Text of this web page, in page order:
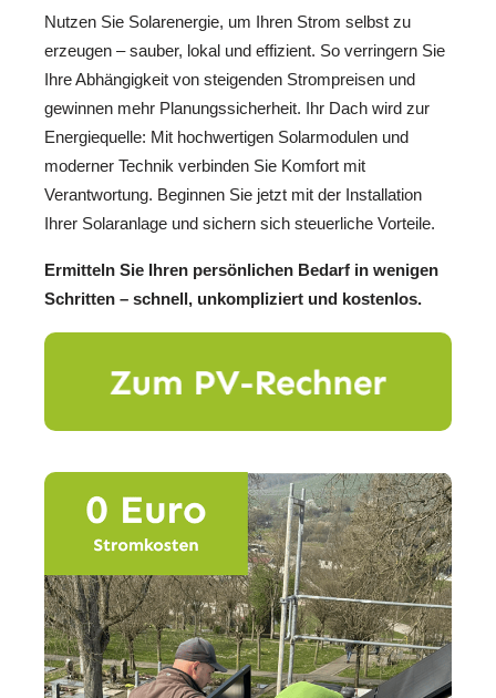
Nutzen Sie Solarenergie, um Ihren Strom selbst zu
erzeugen – sauber, lokal und effizient. So verringern Sie
Ihre Abhängigkeit von steigenden Strompreisen und
gewinnen mehr Planungssicherheit. Ihr Dach wird zur
Energiequelle: Mit hochwertigen Solarmodulen und
moderner Technik verbinden Sie Komfort mit
Verantwortung. Beginnen Sie jetzt mit der Installation
Ihrer Solaranlage und sichern sich steuerliche Vorteile.
Ermitteln Sie Ihren persönlichen Bedarf in wenigen
Schritten – schnell, unkompliziert und kostenlos.